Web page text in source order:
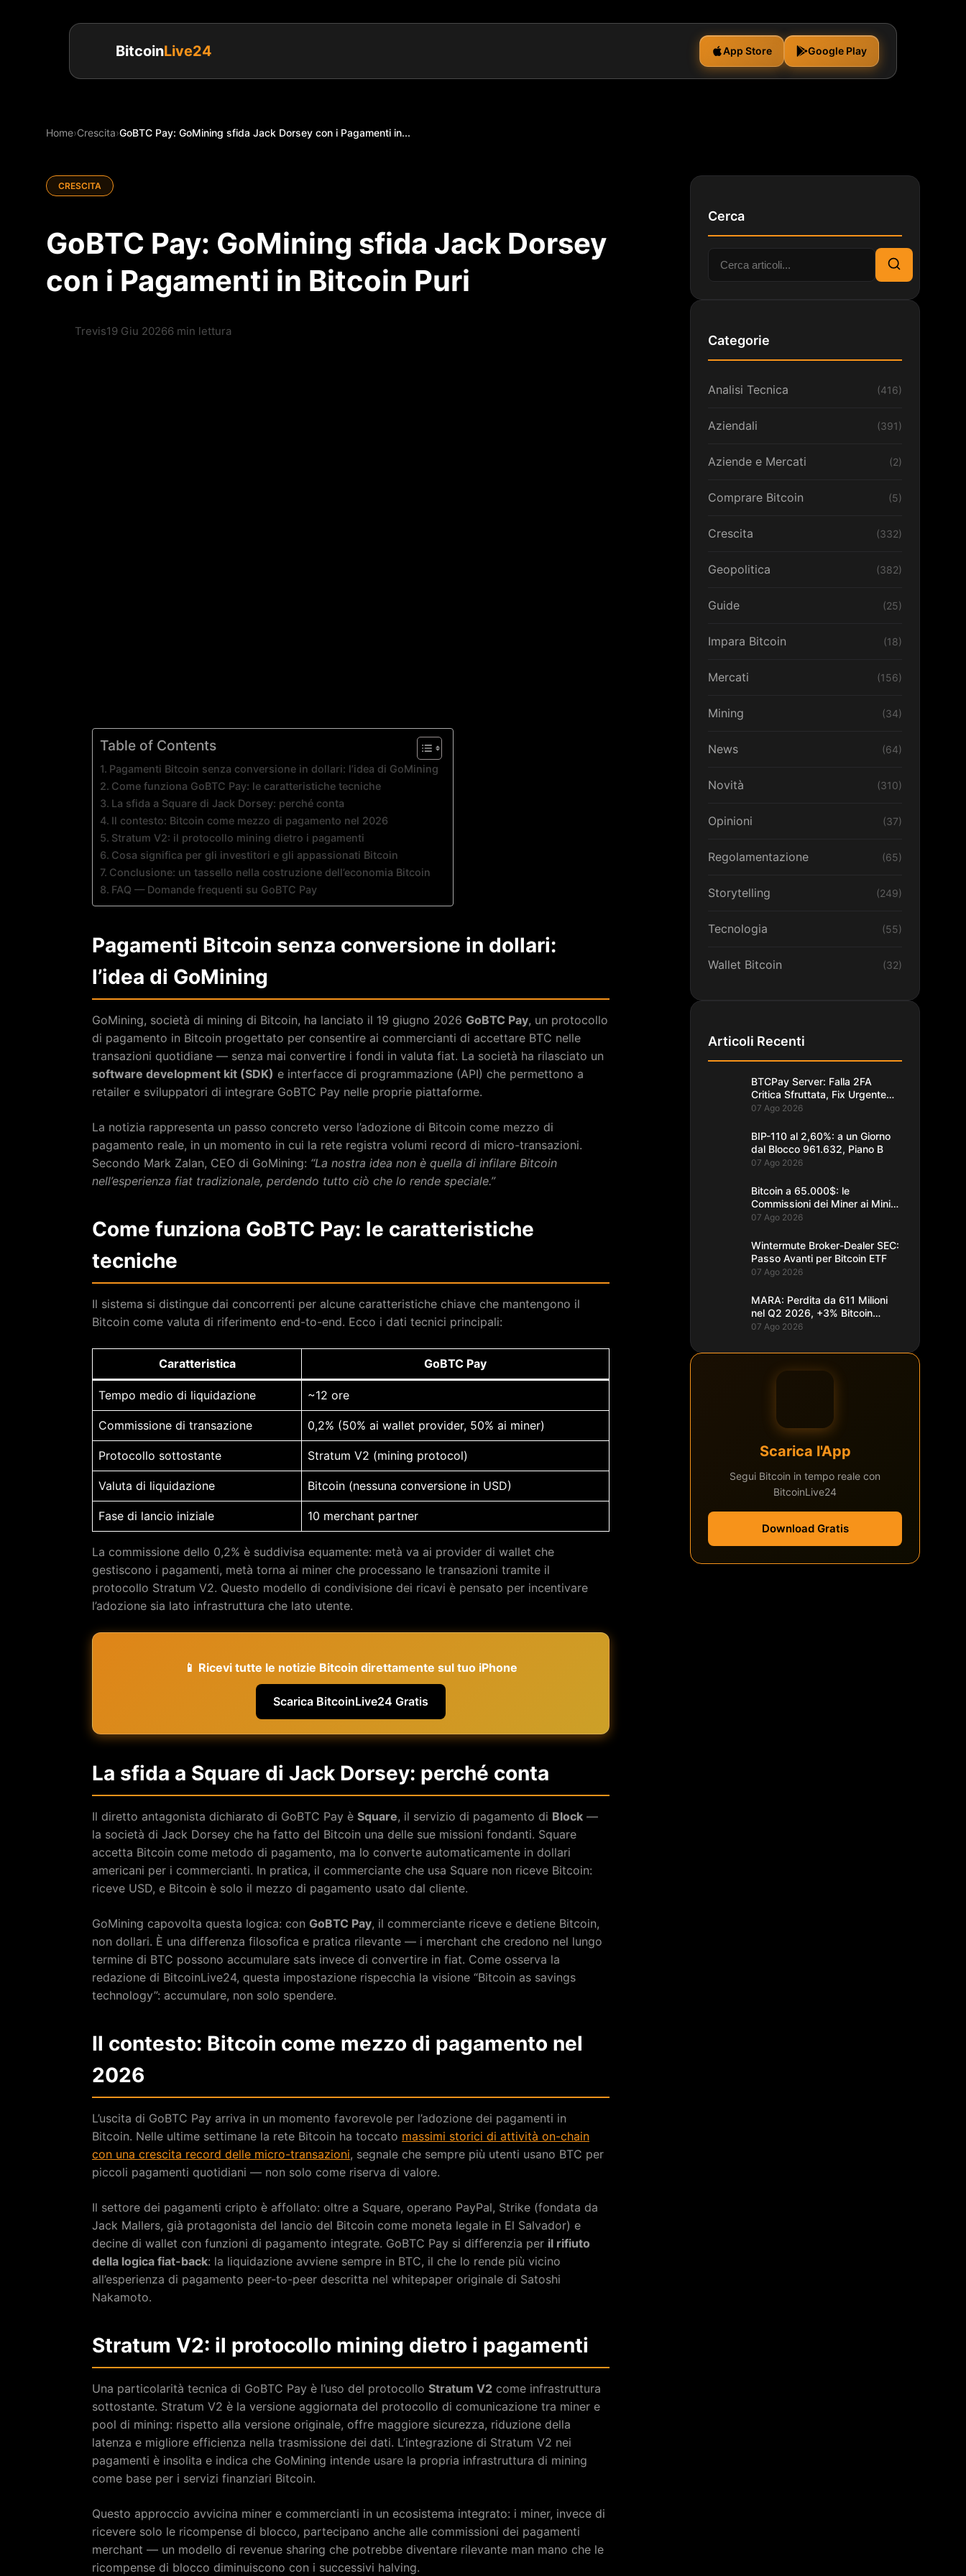
BitcoinLive24 App Store Google Play
Home›Crescita›GoBTC Pay: GoMining sfida Jack Dorsey con i Pagamenti in...
CRESCITA
GoBTC Pay: GoMining sfida Jack Dorsey
con i Pagamenti in Bitcoin Puri
Trevis19 Giu 20266 min lettura
Table of Contents
Pagamenti Bitcoin senza conversione in dollari: l’idea di GoMining
Come funziona GoBTC Pay: le caratteristiche tecniche
La sfida a Square di Jack Dorsey: perché conta
Il contesto: Bitcoin come mezzo di pagamento nel 2026
Stratum V2: il protocollo mining dietro i pagamenti
Cosa significa per gli investitori e gli appassionati Bitcoin
Conclusione: un tassello nella costruzione dell’economia Bitcoin
FAQ — Domande frequenti su GoBTC Pay
Pagamenti Bitcoin senza conversione in dollari:
l’idea di GoMining
GoMining, società di mining di Bitcoin, ha lanciato il 19 giugno 2026 GoBTC Pay, un protocollo
di pagamento in Bitcoin progettato per consentire ai commercianti di accettare BTC nelle
transazioni quotidiane — senza mai convertire i fondi in valuta fiat. La società ha rilasciato un
software development kit (SDK) e interfacce di programmazione (API) che permettono a
retailer e sviluppatori di integrare GoBTC Pay nelle proprie piattaforme.
La notizia rappresenta un passo concreto verso l’adozione di Bitcoin come mezzo di
pagamento reale, in un momento in cui la rete registra volumi record di micro-transazioni.
Secondo Mark Zalan, CEO di GoMining: “La nostra idea non è quella di infilare Bitcoin
nell’esperienza fiat tradizionale, perdendo tutto ciò che lo rende speciale.”
Come funziona GoBTC Pay: le caratteristiche
tecniche
Il sistema si distingue dai concorrenti per alcune caratteristiche chiave che mantengono il
Bitcoin come valuta di riferimento end-to-end. Ecco i dati tecnici principali:
Caratteristica GoBTC Pay
Tempo medio di liquidazione ~12 ore
Commissione di transazione 0,2% (50% ai wallet provider, 50% ai miner)
Protocollo sottostante Stratum V2 (mining protocol)
Valuta di liquidazione Bitcoin (nessuna conversione in USD)
Fase di lancio iniziale 10 merchant partner
La commissione dello 0,2% è suddivisa equamente: metà va ai provider di wallet che
gestiscono i pagamenti, metà torna ai miner che processano le transazioni tramite il
protocollo Stratum V2. Questo modello di condivisione dei ricavi è pensato per incentivare
l’adozione sia lato infrastruttura che lato utente.
📱 Ricevi tutte le notizie Bitcoin direttamente sul tuo iPhone
Scarica BitcoinLive24 Gratis
La sfida a Square di Jack Dorsey: perché conta
Il diretto antagonista dichiarato di GoBTC Pay è Square, il servizio di pagamento di Block —
la società di Jack Dorsey che ha fatto del Bitcoin una delle sue missioni fondanti. Square
accetta Bitcoin come metodo di pagamento, ma lo converte automaticamente in dollari
americani per i commercianti. In pratica, il commerciante che usa Square non riceve Bitcoin:
riceve USD, e Bitcoin è solo il mezzo di pagamento usato dal cliente.
GoMining capovolta questa logica: con GoBTC Pay, il commerciante riceve e detiene Bitcoin,
non dollari. È una differenza filosofica e pratica rilevante — i merchant che credono nel lungo
termine di BTC possono accumulare sats invece di convertire in fiat. Come osserva la
redazione di BitcoinLive24, questa impostazione rispecchia la visione “Bitcoin as savings
technology”: accumulare, non solo spendere.
Il contesto: Bitcoin come mezzo di pagamento nel
2026
L’uscita di GoBTC Pay arriva in un momento favorevole per l’adozione dei pagamenti in
Bitcoin. Nelle ultime settimane la rete Bitcoin ha toccato massimi storici di attività on-chain
con una crescita record delle micro-transazioni, segnale che sempre più utenti usano BTC per
piccoli pagamenti quotidiani — non solo come riserva di valore.
Il settore dei pagamenti cripto è affollato: oltre a Square, operano PayPal, Strike (fondata da
Jack Mallers, già protagonista del lancio del Bitcoin come moneta legale in El Salvador) e
decine di wallet con funzioni di pagamento integrate. GoBTC Pay si differenzia per il rifiuto
della logica fiat-back: la liquidazione avviene sempre in BTC, il che lo rende più vicino
all’esperienza di pagamento peer-to-peer descritta nel whitepaper originale di Satoshi
Nakamoto.
Stratum V2: il protocollo mining dietro i pagamenti
Una particolarità tecnica di GoBTC Pay è l’uso del protocollo Stratum V2 come infrastruttura
sottostante. Stratum V2 è la versione aggiornata del protocollo di comunicazione tra miner e
pool di mining: rispetto alla versione originale, offre maggiore sicurezza, riduzione della
latenza e migliore efficienza nella trasmissione dei dati. L’integrazione di Stratum V2 nei
pagamenti è insolita e indica che GoMining intende usare la propria infrastruttura di mining
come base per i servizi finanziari Bitcoin.
Questo approccio avvicina miner e commercianti in un ecosistema integrato: i miner, invece di
ricevere solo le ricompense di blocco, partecipano anche alle commissioni dei pagamenti
merchant — un modello di revenue sharing che potrebbe diventare rilevante man mano che le
ricompense di blocco diminuiscono con i successivi halving.
Cerca
Cerca:
Cerca
Categorie
Analisi Tecnica (416)
Aziendali (391)
Aziende e Mercati (2)
Comprare Bitcoin (5)
Crescita (332)
Geopolitica (382)
Guide (25)
Impara Bitcoin (18)
Mercati (156)
Mining (34)
News (64)
Novità (310)
Opinioni (37)
Regolamentazione (65)
Storytelling (249)
Tecnologia (55)
Wallet Bitcoin (32)
Articoli Recenti
BTCPay Server: Falla 2FA
Critica Sfruttata, Fix Urgente
alla 2.4.2
07 Ago 2026
BIP-110 al 2,60%: a un Giorno
dal Blocco 961.632, Piano B
07 Ago 2026
Bitcoin a 65.000$: le
Commissioni dei Miner ai Minimi
da un Decennio
07 Ago 2026
Wintermute Broker-Dealer SEC:
Passo Avanti per Bitcoin ETF
07 Ago 2026
MARA: Perdita da 611 Milioni
nel Q2 2026, +3% Bitcoin
Minati
07 Ago 2026
Scarica l'App
Segui Bitcoin in tempo reale con
BitcoinLive24
Download Gratis